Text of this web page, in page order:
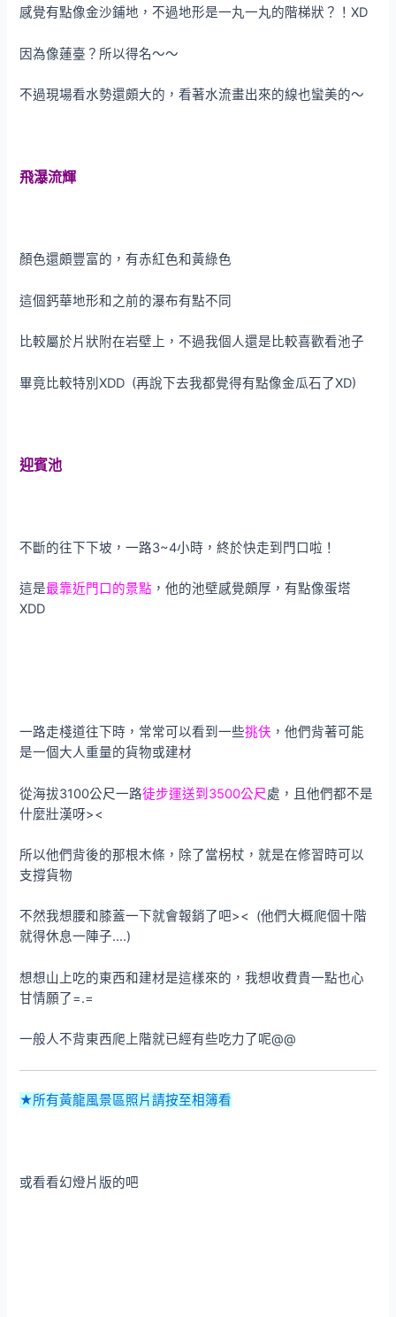
感覺有點像金沙鋪地，不過地形是一丸一丸的階梯狀？！XD
因為像蓮臺？所以得名～～
不過現場看水勢還頗大的，看著水流畫出來的線也蠻美的～
飛瀑流輝
顏色還頗豐富的，有赤紅色和黃綠色
這個鈣華地形和之前的瀑布有點不同
比較屬於片狀附在岩壁上，不過我個人還是比較喜歡看池子
畢竟比較特別XDD (再說下去我都覺得有點像金瓜石了XD)
迎賓池
不斷的往下下坡，一路3~4小時，終於快走到門口啦！
這是最靠近門口的景點 ，他的池壁感覺頗厚，有點像蛋塔
XDD
一路走棧道往下時，常常可以看到一些挑伕 ，他們背著可能
是一個大人重量的貨物或建材
從海拔3100公尺一路徒步運送到3500公尺處，且他們都不是
什麼壯漢呀><
所以他們背後的那根木條，除了當柺杖，就是在修習時可以
支撐貨物
不然我想腰和膝蓋一下就會報銷了吧>< (他們大概爬個十階
就得休息一陣子….)
想想山上吃的東西和建材是這樣來的，我想收費貴一點也心
甘情願了=.=
一般人不背東西爬上階就已經有些吃力了呢@@
★所有黃龍風景區照片請按至相簿看
或看看幻燈片版的吧